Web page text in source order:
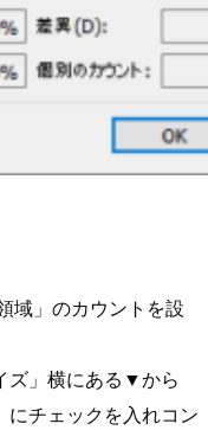
域」のカウントを設
ズ」横にある▼から
にチェックを入れコン